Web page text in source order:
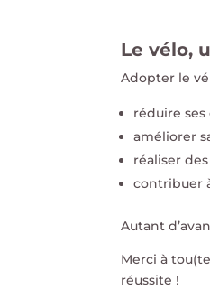
Le vélo,
Adopter le
réduire ses
améliorer
réaliser
contribuer
Autant
Merci à
réussite !